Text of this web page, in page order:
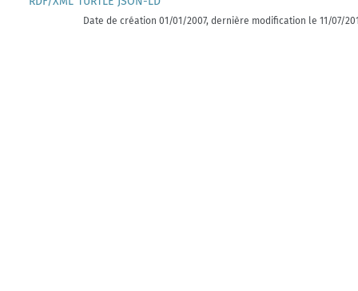
Date de création 01/01/2007, dernière modification le 11/07/